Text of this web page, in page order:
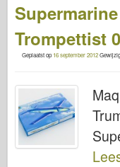
Trompettist
Geplaatst op16 september 2012